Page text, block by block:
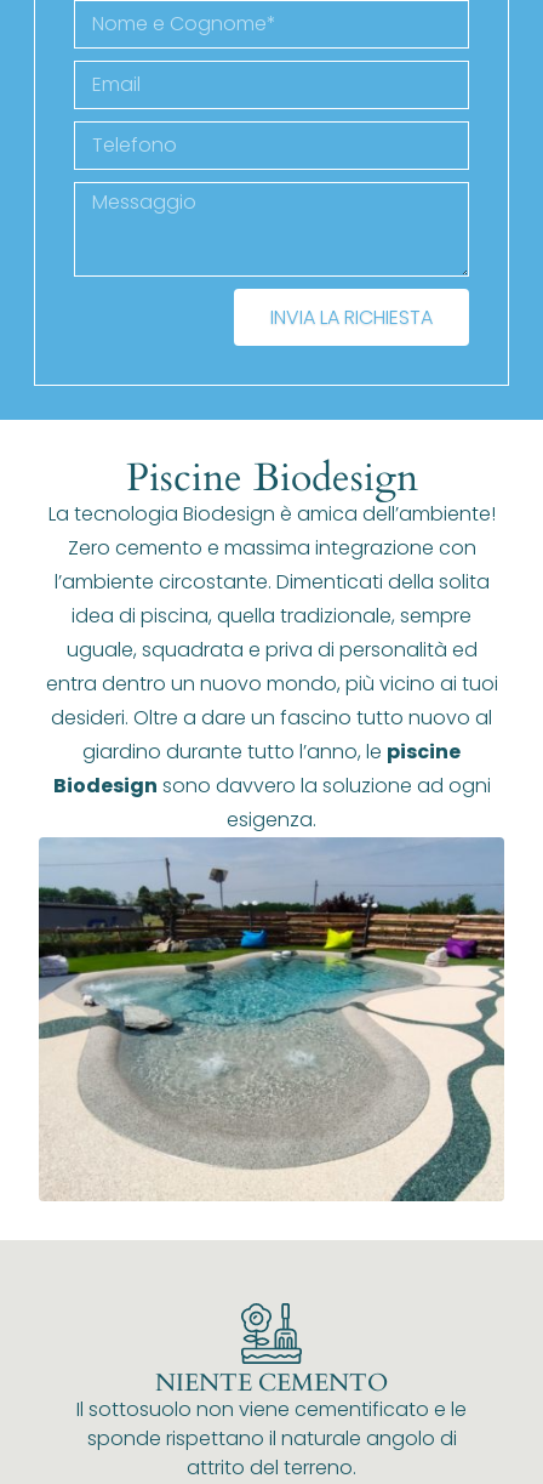
INVIA LA RICHIESTA
Piscine Biodesign
La tecnologia Biodesign è amica dell’ambiente!
Zero cemento e massima integrazione con
l’ambiente circostante. Dimenticati della solita
idea di piscina, quella tradizionale, sempre
uguale, squadrata e priva di personalità ed
entra dentro un nuovo mondo, più vicino ai tuoi
desideri. Oltre a dare un fascino tutto nuovo al
giardino durante tutto l’anno, le piscine
Biodesign sono davvero la soluzione ad ogni
esigenza.
NIENTE CEMENTO
Il sottosuolo non viene cementificato e le
sponde rispettano il naturale angolo di
attrito del terreno.